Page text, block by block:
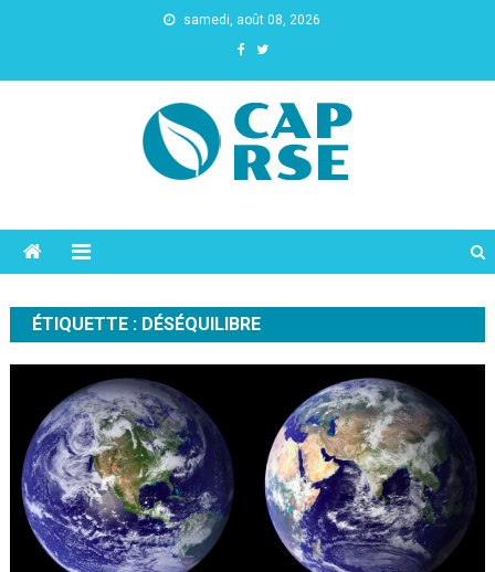
samedi, août 08, 2026
ÉTIQUETTE : DÉSÉQUILIBRE